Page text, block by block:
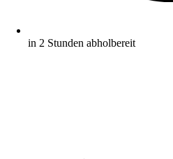
in 2 Stunden abholbereit